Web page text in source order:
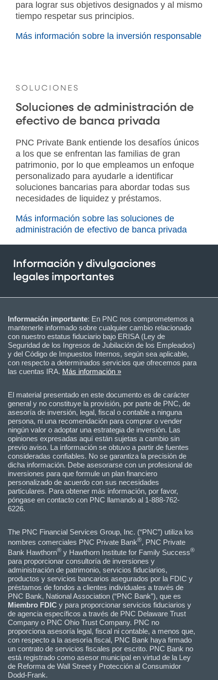
para lograr sus objetivos designados y al mismo
tiempo respetar sus principios.
Más información sobre la inversión responsable
SOLUCIONES
Soluciones de administración de
efectivo de banca privada
PNC Private Bank entiende los desafíos únicos
a los que se enfrentan las familias de gran
patrimonio, por lo que empleamos un enfoque
personalizado para ayudarle a identificar
soluciones bancarias para abordar todas sus
necesidades de liquidez y préstamos.
Más información sobre las soluciones de
administración de efectivo de banca privada
Información y divulgaciones
legales importantes
Información importante: En PNC nos comprometemos a
mantenerle informado sobre cualquier cambio relacionado
con nuestro estatus fiduciario bajo ERISA (Ley de
Seguridad de los Ingresos de Jubilación de los Empleados)
y del Código de Impuestos Internos, según sea aplicable,
con respecto a determinados servicios que ofrecemos para
las cuentas IRA. Más información »
El material presentado en este documento es de carácter
general y no constituye la provisión, por parte de PNC, de
asesoría de inversión, legal, fiscal o contable a ninguna
persona, ni una recomendación para comprar o vender
ningún valor o adoptar una estrategia de inversión. Las
opiniones expresadas aquí están sujetas a cambio sin
previo aviso. La información se obtuvo a partir de fuentes
consideradas confiables. No se garantiza la precisión de
dicha información. Debe asesorarse con un profesional de
inversiones para que formule un plan financiero
personalizado de acuerdo con sus necesidades
particulares. Para obtener más información, por favor,
póngase en contacto con PNC llamando al 1-888-762-
6226.
The PNC Financial Services Group, Inc. (“PNC”) utiliza los
nombres comerciales PNC Private Bank®, PNC Private
Bank Hawthorn® y Hawthorn Institute for Family Success®
para proporcionar consultoría de inversiones y
administración de patrimonio, servicios fiduciarios,
productos y servicios bancarios asegurados por la FDIC y
préstamos de fondos a clientes individuales a través de
PNC Bank, National Association (“PNC Bank”), que es
Miembro FDIC y para proporcionar servicios fiduciarios y
de agencia específicos a través de PNC Delaware Trust
Company o PNC Ohio Trust Company. PNC no
proporciona asesoría legal, fiscal ni contable, a menos que,
con respecto a la asesoría fiscal, PNC Bank haya firmado
un contrato de servicios fiscales por escrito. PNC Bank no
está registrado como asesor municipal en virtud de la Ley
de Reforma de Wall Street y Protección al Consumidor
Dodd-Frank.